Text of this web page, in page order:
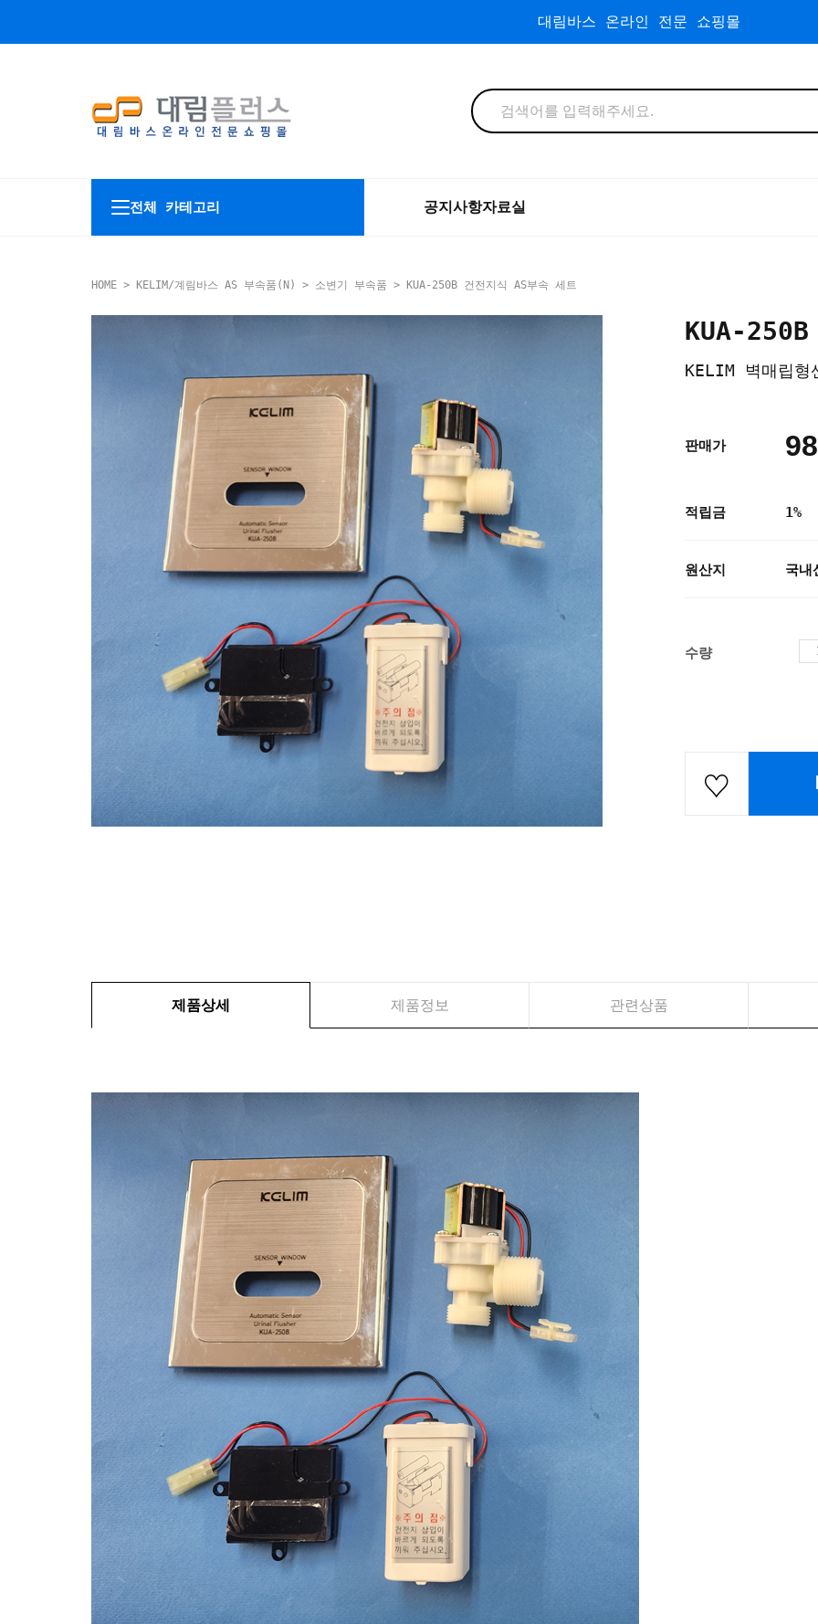
대림바스 온라인 전문 쇼핑몰
전체 카테고리 공지사항자료실
HOME > KELIM/계림바스 AS 부속품(N) > 소변기 부속품 > KUA-250B 건전지식 AS부속 세트
KUA-
KELIM 벽매립형
판매가
적립금 1%
원산지 국내
수량
제품상세 제품정보 관련상품